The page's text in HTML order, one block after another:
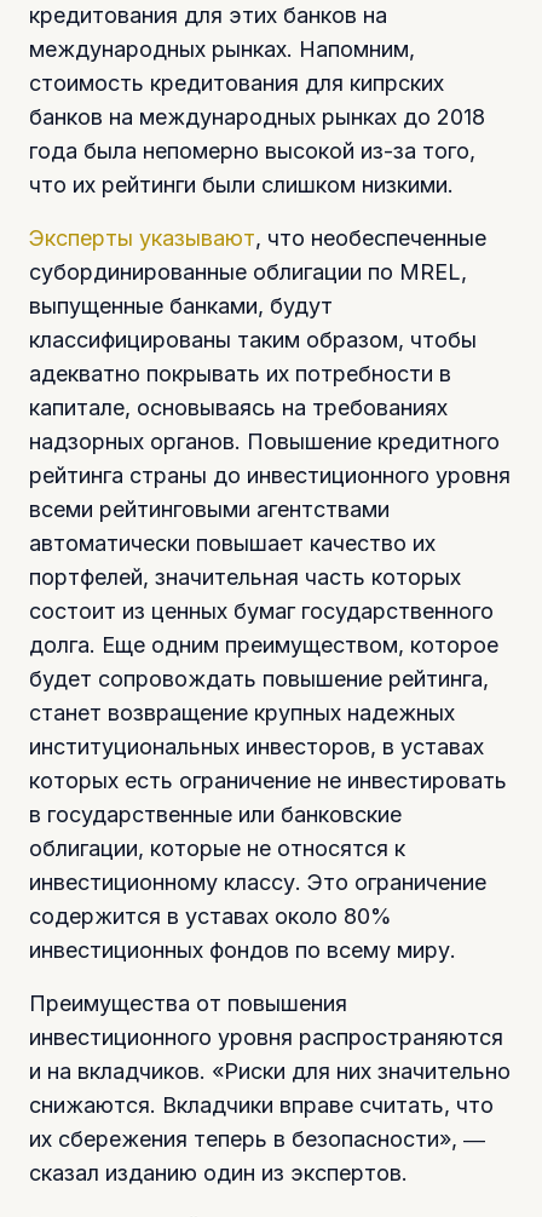
кредитования для этих банков на
международных рынках. Напомним,
стоимость кредитования для кипрских
банков на международных рынках до 2018
года была непомерно высокой из-за того,
что их рейтинги были слишком низкими.
Эксперты указывают, что необеспеченные
субординированные облигации по MREL,
выпущенные банками, будут
классифицированы таким образом, чтобы
адекватно покрывать их потребности в
капитале, основываясь на требованиях
надзорных органов. Повышение кредитного
рейтинга страны до инвестиционного уровня
всеми рейтинговыми агентствами
автоматически повышает качество их
портфелей, значительная часть которых
состоит из ценных бумаг государственного
долга. Еще одним преимуществом, которое
будет сопровождать повышение рейтинга,
станет возвращение крупных надежных
институциональных инвесторов, в уставах
которых есть ограничение не инвестировать
в государственные или банковские
облигации, которые не относятся к
инвестиционному классу. Это ограничение
содержится в уставах около 80%
инвестиционных фондов по всему миру.
Преимущества от повышения
инвестиционного уровня распространяются
и на вкладчиков. «Риски для них значительно
снижаются. Вкладчики вправе считать, что
их сбережения теперь в безопасности», ―
сказал изданию один из экспертов.